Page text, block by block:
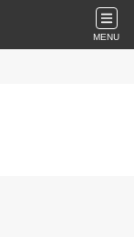
MENU